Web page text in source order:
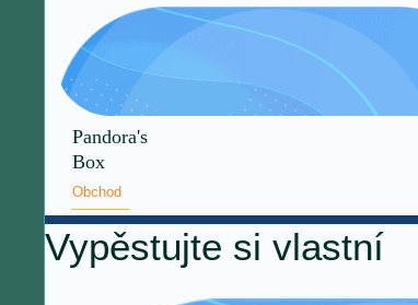
Pandora's
Box
Obchod
Vypěstujte si vlastní